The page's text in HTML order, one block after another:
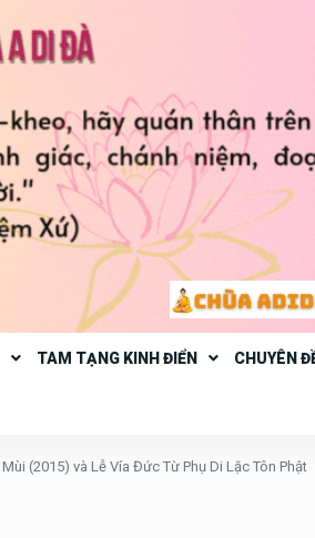
TAM TẠNG KINH ĐIỂN CHUYÊN
(2015) và Lễ Vía Đức Từ Phụ Di Lặc Tôn Phật